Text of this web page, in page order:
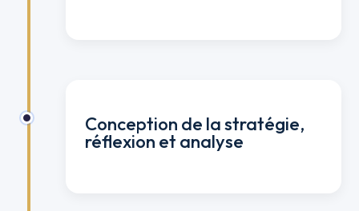
Conception de la stratégie,
réflexion et analyse